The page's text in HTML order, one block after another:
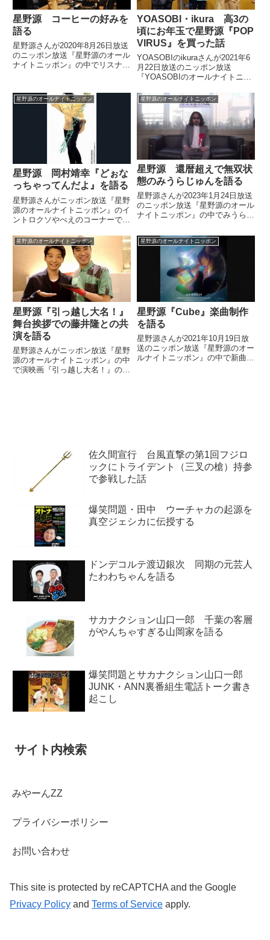
星野源 コーヒーの好みを
語る
星野源さんが2020年8月26日放送
のニッポン放送『星野源のオール
ナイトニッポン』の中でリスナー
という質問に対して、回答してい
ました。今夜の #星野源ANN で
は、重大なお知らせが...
YOASOBI・ikura 高3の
頃にお年玉で星野源『POP
VIRUS』を買った話
YOASOBIのikuraさんが2021年6
月22日放送のニッポン放送
『YOASOBIのオールナイトニッ
お年玉で星野源さんのアルバム
『POP VIRUS』を買い、今も大
事にしている件を星野源さんに直
接伝えたという話をしていまし
た。
星野源のオールナイトニッポン
星野源 岡村靖幸『どぉな
っちゃってんだよ』を語る
星野源さんがニッポン放送『星野
源のオールナイトニッポン』のイ
ントロクソやべえのコーナーで岡
んだよ』をチョイス。歌詞の素晴
らしさなどについて話していまし
星野源のオールナイトニッポン
星野源 還暦超えで無双状
態のみうらじゅんを語る
星野源さんが2023年1月24日放送
のニッポン放送『星野源のオール
ナイトニッポン』の中でみうらじ
を超えて無双状態に入っている」
と話していました。
星野源のオールナイトニッポン
星野源『引っ越し大名！』
舞台挨拶での藤井隆との共
演を語る
星野源さんがニッポン放送『星野
源のオールナイトニッポン』の中
で演映画『引っ越し大名！』の舞
星野源のオールナイトニッポン
星野源『Cube』楽曲制作
を語る
星野源さんが2021年10月19日放
送のニッポン放送『星野源のオー
ルナイトニッポン』の中で新曲
佐久間宣行 台風直撃の第1回フジロ
ックにトライデント（三叉の槍）持参
で参戦した話
爆笑問題・田中 ウーチャカの起源を
真空ジェシカに伝授する
ドンデコルテ渡辺銀次 同期の元芸人
たわわちゃんを語る
サカナクション山口一郎 千葉の客層
がやんちゃすぎる山岡家を語る
爆笑問題とサカナクション山口一郎
JUNK・ANN裏番組生電話トーク書き
起こし
サイト内検索
みやーんZZ
プライバシーポリシー
お問い合わせ
This site is protected by reCAPTCHA and the Google
Privacy Policy and Terms of Service apply.